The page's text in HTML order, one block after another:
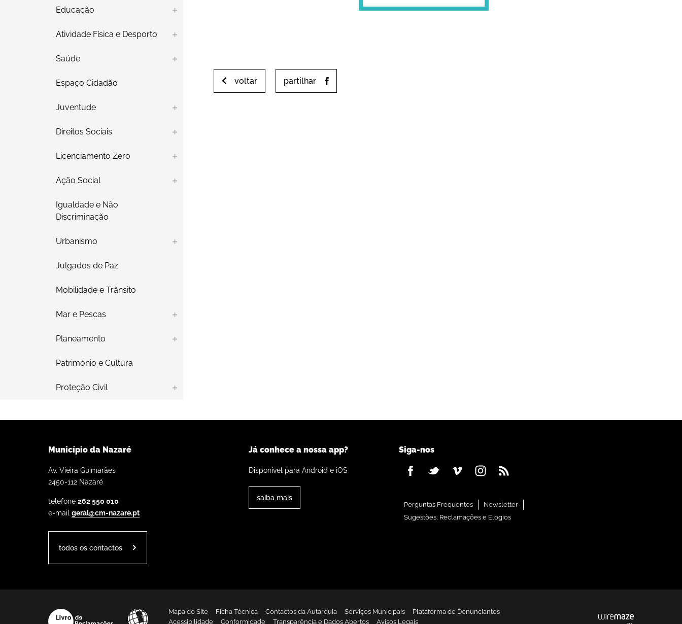
Educação
Atividade Física e Desporto
Saúde
Espaço Cidadão
Juventude
Direitos Sociais
Licenciamento Zero
Ação Social
Igualdade e Não
Discriminação
Urbanismo
Julgados de Paz
Mobilidade e Trânsito
Mar e Pescas
Planeamento
Património e Cultura
Proteção Civil
voltar partilhar
Município da Nazaré
Av. Vieira Guimarães
2450-112 Nazaré
telefone 262 550 010
e-mail geral@cm-nazare.pt
todos os contactos
Já conhece a nossa app?
Disponível para Android e iOS
saiba mais
Siga-nos
Perguntas Frequentes
Newsletter
Sugestões, Reclamações e Elogios
Mapa do Site Ficha Técnica Contactos da Autarquia Serviços Municipais
Plataforma de Denunciantes
Acessibilidade
Conformidade Transparência e Dados Abertos Avisos Legais